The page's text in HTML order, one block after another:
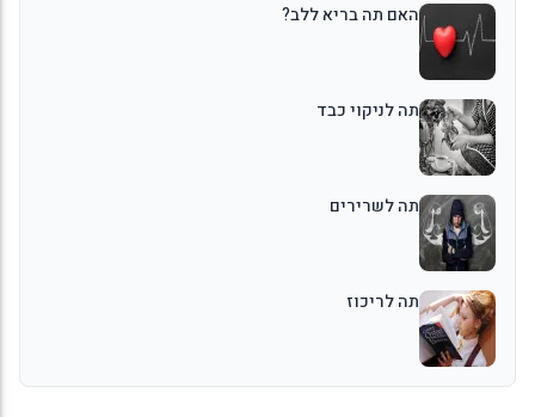
האם תה בריא ללב?
תה לניקוי כבד
תה לשרירים
תה לריכוז